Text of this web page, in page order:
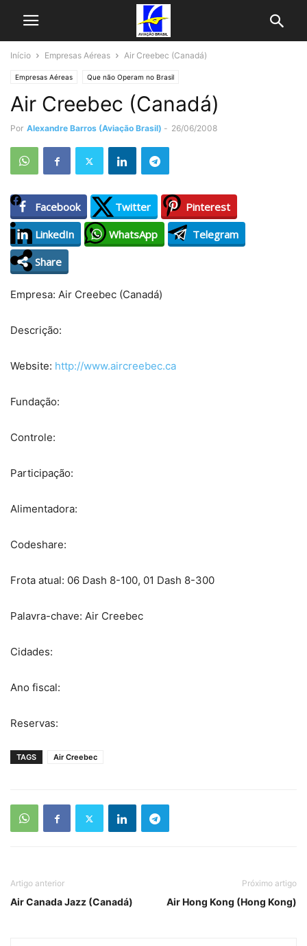
Início Empresas Aéreas Air Creebec (Canadá)
Empresas Aéreas Que não Operam no Brasil
Air Creebec (Canadá)
Por Alexandre Barros (Aviação Brasil) - 26/06/2008
Facebook Twitter
Pinterest
LinkedIn
WhatsApp
Telegram
Share
Empresa: Air Creebec (Canadá)
Descrição:
Website: http://www.aircreebec.ca
Fundação:
Controle:
Participação:
Alimentadora:
Codeshare:
Frota atual: 06 Dash 8-100, 01 Dash 8-300
Palavra-chave: Air Creebec
Cidades:
Ano fiscal:
Reservas:
TAGS Air Creebec
Artigo anterior
Air Canada Jazz (Canadá)
Próximo artigo
Air Hong Kong (Hong Kong)